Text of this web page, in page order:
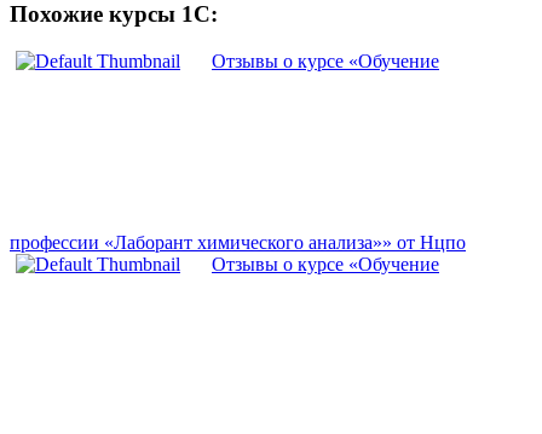
Похожие курсы 1С:
Отзывы о курсе «Обучение
профессии «Лаборант химического анализа»» от Нцпо
Отзывы о курсе «Обучение